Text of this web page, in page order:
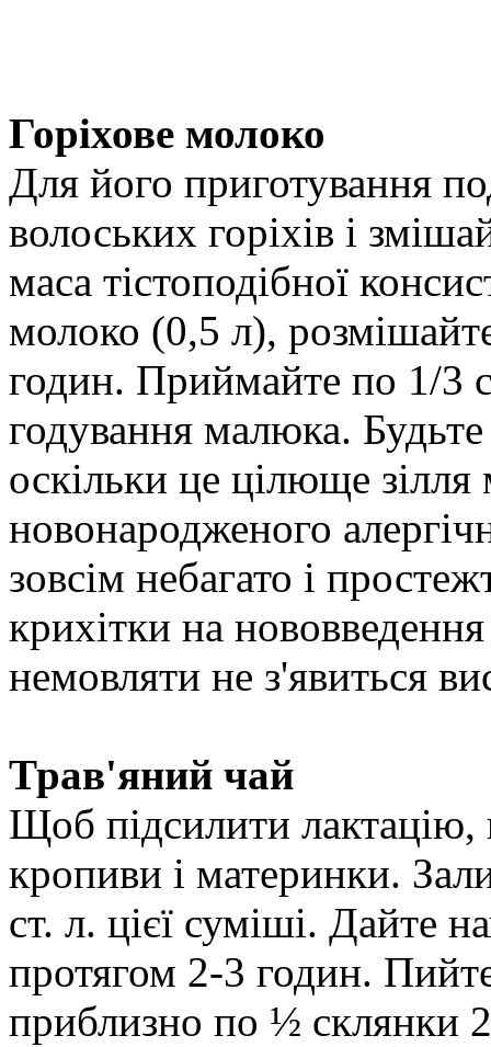
Горіхове молоко
Для його приготування
волоських горіхів і
маса тістоподібної
молоко (0,5 л),
годин. Приймайте по 1/3
годування малюка.
оскільки це цілюще
новонародженого
зовсім небагато і
крихітки на
немовляти не з'явиться
Трав'яний чай
Щоб підсилити лактацію,
кропиви і материнки.
ст. л. цієї суміші. Дайте
протягом 2-3 годин.
приблизно по ½ склянки